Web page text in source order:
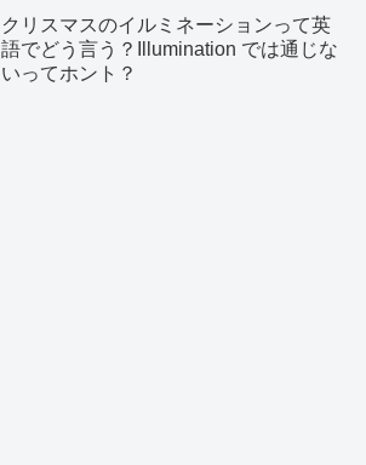
クリスマスのイルミネーションって英
語でどう言う？Illumination では通じな
いってホント？